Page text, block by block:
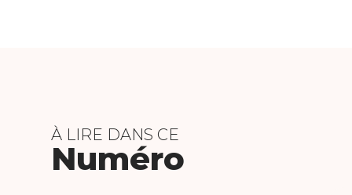
À LIRE DANS CE
Numéro